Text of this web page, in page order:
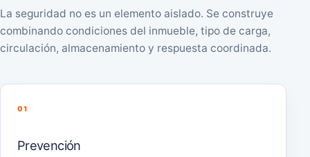
La seguridad no es un elemento aislado. Se construye
combinando condiciones del inmueble, tipo de carga,
circulación, almacenamiento y respuesta coordinada.
01
Prevención